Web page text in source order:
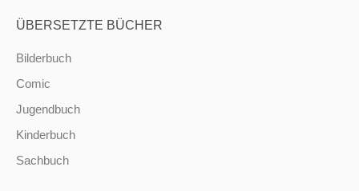
ÜBERSETZTE BÜCHER
Bilderbuch
Comic
Jugendbuch
Kinderbuch
Sachbuch